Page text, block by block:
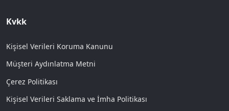
Kvkk
Kişisel Verileri Koruma Kanunu
Müşteri Aydınlatma Metni
Çerez Politikası
Kişisel Verileri Saklama ve İmha Politikası